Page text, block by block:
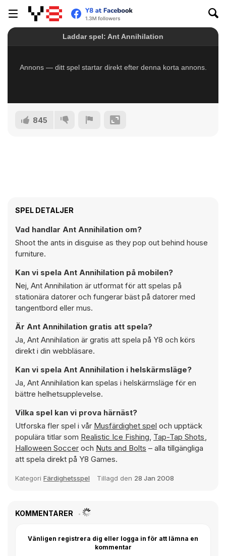
845
SPEL DETALJER
Vad handlar Ant Annihilation om?
Shoot the ants in disguise as they pop out behind house
furniture.
Kan vi spela Ant Annihilation på mobilen?
Nej, Ant Annihilation är utformat för att spelas på
stationära datorer och fungerar bäst på datorer med
tangentbord eller mus.
Är Ant Annihilation gratis att spela?
Ja, Ant Annihilation är gratis att spela på Y8 och körs
direkt i din webbläsare.
Kan vi spela Ant Annihilation i helskärmsläge?
Ja, Ant Annihilation kan spelas i helskärmsläge för en
bättre helhetsupplevelse.
Vilka spel kan vi prova härnäst?
Utforska fler spel i vår Musfärdighet spel och upptäck
populära titlar som Realistic Ice Fishing, Tap-Tap Shots,
Halloween Soccer och Nuts and Bolts – alla tillgängliga
att spela direkt på Y8 Games.
Kategori Färdighetsspel Tillagd den 28 Jan 2008
KOMMENTARER
Vänligen registrera dig eller logga in för att lämna en
kommentar